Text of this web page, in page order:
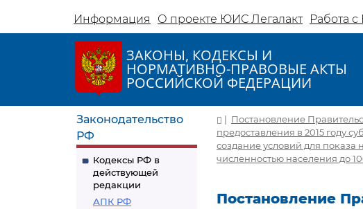
Информация О проекте ЮИС Легалакт Работа
ЗАКОНЫ, КОДЕКСЫ И
НОРМАТИВНО-ПРАВОВЫЕ АКТЫ
РОССИЙСКОЙ ФЕДЕРАЦИИ
Законодательство
РФ
Кодексы РФ в
действующей
редакции
АПК РФ
| Постановление
предоставления в 2015 году
создание условий для
численностью населения до
Постановление